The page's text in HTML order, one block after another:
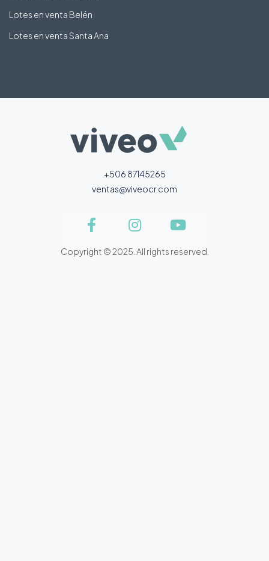
Lotes en venta Belén
Lotes en venta Santa Ana
+506 87145265
ventas@viveocr.com
Copyright © 2025. All rights reserved.